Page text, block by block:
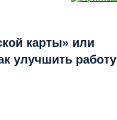
карты» или
улучшить работу